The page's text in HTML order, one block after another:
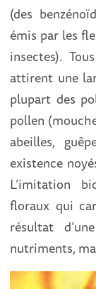
(des
émis par les
insectes).
attirent une
plupart des
pollen
abeilles,
existence
L’imitation
floraux qui
résultat
nutriments,